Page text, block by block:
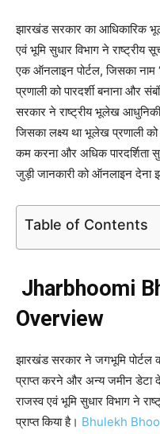
झारखंड सरकार का आधिकारिक
एवं भूमि सुधार विभाग ने
एक ऑनलाइन पोर्टल, जिसका नाम
प्रणाली को पारदर्शी बनाना और
सरकार ने राष्ट्रीय भूलेख
जिसका लक्ष्य था भूलेख प्रणाली को
कम करना और अधिक पारदर्शिता
जुड़ी जानकारी को ऑनलाइन देना
Table of Contents
Jharbhoomi
Overview
झारखंड सरकार ने जगभूमि पोर्टल
प्राप्त करने और अन्य जमीन
राजस्व एवं भूमि सुधार विभाग ने
प्राप्त किया है। Bhulekh